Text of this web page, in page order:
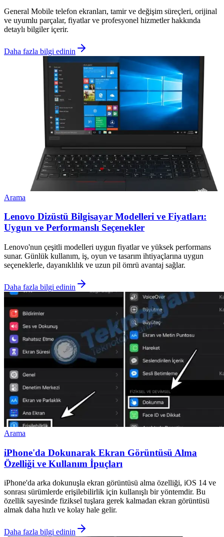
General Mobile telefon ekranları, tamir ve değişim süreçleri, orijinal
ve uyumlu parçalar, fiyatlar ve profesyonel hizmetler hakkında
detaylı bilgiler içerir.
Daha fazla bilgi edinin
Arama
Lenovo Dizüstü Bilgisayar Modelleri ve Fiyatları:
Uygun ve Performanslı Seçenekler
Lenovo'nun çeşitli modelleri uygun fiyatlar ve yüksek performans
sunar. Günlük kullanım, iş, oyun ve tasarım ihtiyaçlarına uygun
seçeneklerle, dayanıklılık ve uzun pil ömrü avantaj sağlar.
Daha fazla bilgi edinin
Arama
iPhone'da Dokunarak Ekran Görüntüsü Alma
Özelliği ve Kullanım İpuçları
iPhone'da arka dokunuşla ekran görüntüsü alma özelliği, iOS 14 ve
sonrası sürümlerde erişilebilirlik için kullanışlı bir yöntemdir. Bu
özellik sayesinde fiziksel tuşlara gerek kalmadan ekran görüntüsü
almak daha hızlı ve kolay hale gelir.
Daha fazla bilgi edinin